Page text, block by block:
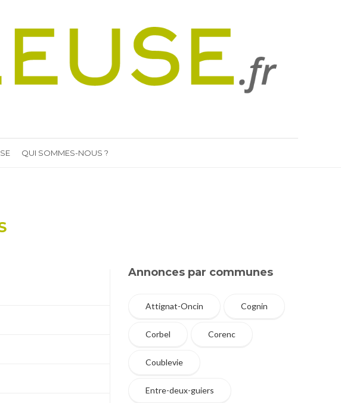
QUI SOMMES-NOUS ?
Annonces par communes
Attignat-Oncin Cognin
Corbel Corenc
Coublevie
Entre-deux-guiers